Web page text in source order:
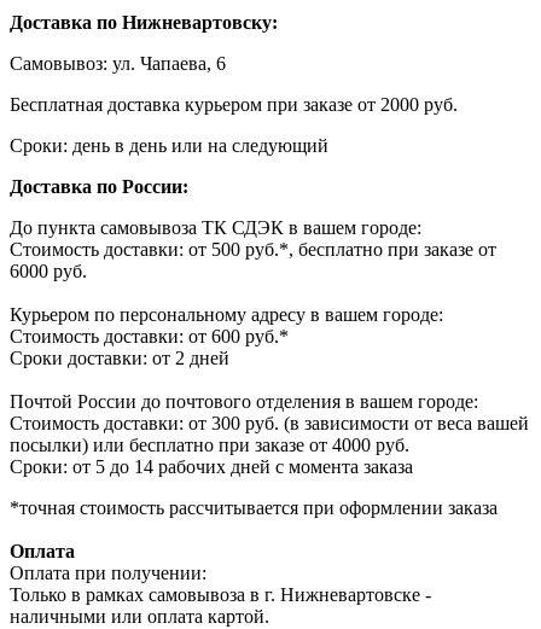
Доставка по Нижневартовску:
Самовывоз: ул. Чапаева, 6
Бесплатная доставка курьером при заказе от 2000 руб.
Сроки: день в день или на следующий
Доставка по России:
До пункта самовывоза ТК СДЭК в вашем городе:
Стоимость доставки: от 500 руб.*, бесплатно при заказе от
6000 руб.
Курьером по персональному адресу в вашем городе:
Стоимость доставки: от 600 руб.*
Сроки доставки: от 2 дней
Почтой России до почтового отделения в вашем городе:
Стоимость доставки: от 300 руб. (в зависимости от веса вашей
посылки) или бесплатно при заказе от 4000 руб.
Сроки: от 5 до 14 рабочих дней с момента заказа
*точная стоимость рассчитывается при оформлении заказа
Оплата
Оплата при получении:
Только в рамках самовывоза в г. Нижневартовске -
наличными или оплата картой.